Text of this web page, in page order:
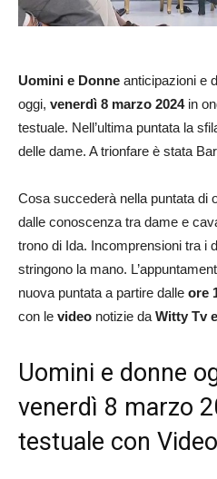
Uomini e Donne anticipazioni e
oggi, venerdì 8 marzo 2024 in
testuale. Nell’ultima puntata la
delle dame. A trionfare è stata
Cosa succederà nella puntata di
dalle conoscenza tra dame e
trono di Ida. Incomprensioni tra i
stringono la mano.
nuova puntata a partire dalle ore
con le video notizie da Witty Tv
Uomini e donne
venerdì 8 marzo
testuale con